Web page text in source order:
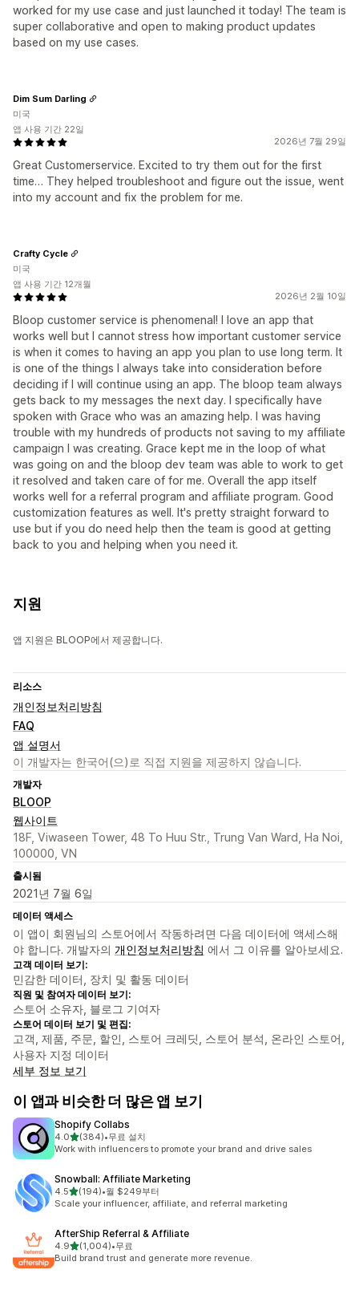
worked for my use case and just launched it today! The team is
super collaborative and open to making product updates
based on my use cases.
2026년 7월 29일
Great Customerservice. Excited to try them out for the first
time… They helped troubleshoot and figure out the issue, went
into my account and fix the problem for me.
Dim Sum Darling
미국
앱 사용 기간 22일
2026년 2월 10일
Bloop customer service is phenomenal! I love an app that
works well but I cannot stress how important customer service
is when it comes to having an app you plan to use long term. It
is one of the things I always take into consideration before
deciding if I will continue using an app. The bloop team always
gets back to my messages the next day. I specifically have
spoken with Grace who was an amazing help. I was having
trouble with my hundreds of products not saving to my affiliate
campaign I was creating. Grace kept me in the loop of what
was going on and the bloop dev team was able to work to get
it resolved and taken care of for me. Overall the app itself
works well for a referral program and affiliate program. Good
customization features as well. It's pretty straight forward to
use but if you do need help then the team is good at getting
back to you and helping when you need it.
Crafty Cycle
미국
앱 사용 기간 12개월
지원
앱 지원은 BLOOP에서 제공합니다.
리소스
개인정보처리방침
FAQ
앱 설명서
이 개발자는 한국어(으)로 직접 지원을 제공하지 않습니다.
개발자
BLOOP
웹사이트
18F, Viwaseen Tower, 48 To Huu Str., Trung Van Ward, Ha Noi,
100000, VN
출시됨
2021년 7월 6일
데이터 액세스
이 앱이 회원님의 스토어에서 작동하려면 다음 데이터에 액세스해
야 합니다. 개발자의 개인정보처리방침 에서 그 이유를 알아보세요.
고객 데이터 보기:
민감한 데이터, 장치 및 활동 데이터
직원 및 참여자 데이터 보기:
스토어 소유자, 블로그 기여자
스토어 데이터 보기 및 편집:
고객, 제품, 주문, 할인, 스토어 크레딧, 스토어 분석, 온라인 스토어,
사용자 지정 데이터
세부 정보 보기
이 앱과 비슷한 더 많은 앱 보기
Shopify Collabs
4.0별 5개 중
(384)
총 리뷰 384개
•무료 설치
Work with influencers to promote your brand and drive sales
Snowball: Affiliate Marketing
4.5별 5개 중
(194)
총 리뷰 194개
•월 $249부터
Scale your influencer, affiliate, and referral marketing
AfterShip Referral & Affiliate
4.9별 5개 중
(1,004)
총 리뷰 1004개
•무료
Build brand trust and generate more revenue.